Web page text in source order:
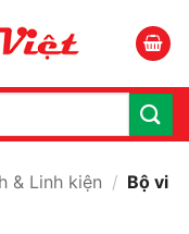
& Linh kiện / Bộ vi